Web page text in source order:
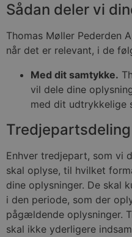
Sådan deler vi
Thomas Møller Pederden
når det er relevant, i de
Med dit samtykke.
vil dele dine
med dit udtrykkelige
Tredjepartsdeling
Enhver tredjepart, som vi
skal oplyse, til hvilket
dine oplysninger. De skal
i den periode, som der
pågældende oplysninger.
skal ikke yderligere